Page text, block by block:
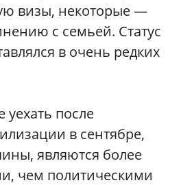
визы, некоторые —
с семьей. Статус
в очень редких
после
в сентябре,
являются более
чем политическими